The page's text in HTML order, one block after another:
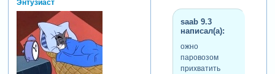
Энтузиаст
saab 9.3
написал(а):
ожно
паровозом
прихватить